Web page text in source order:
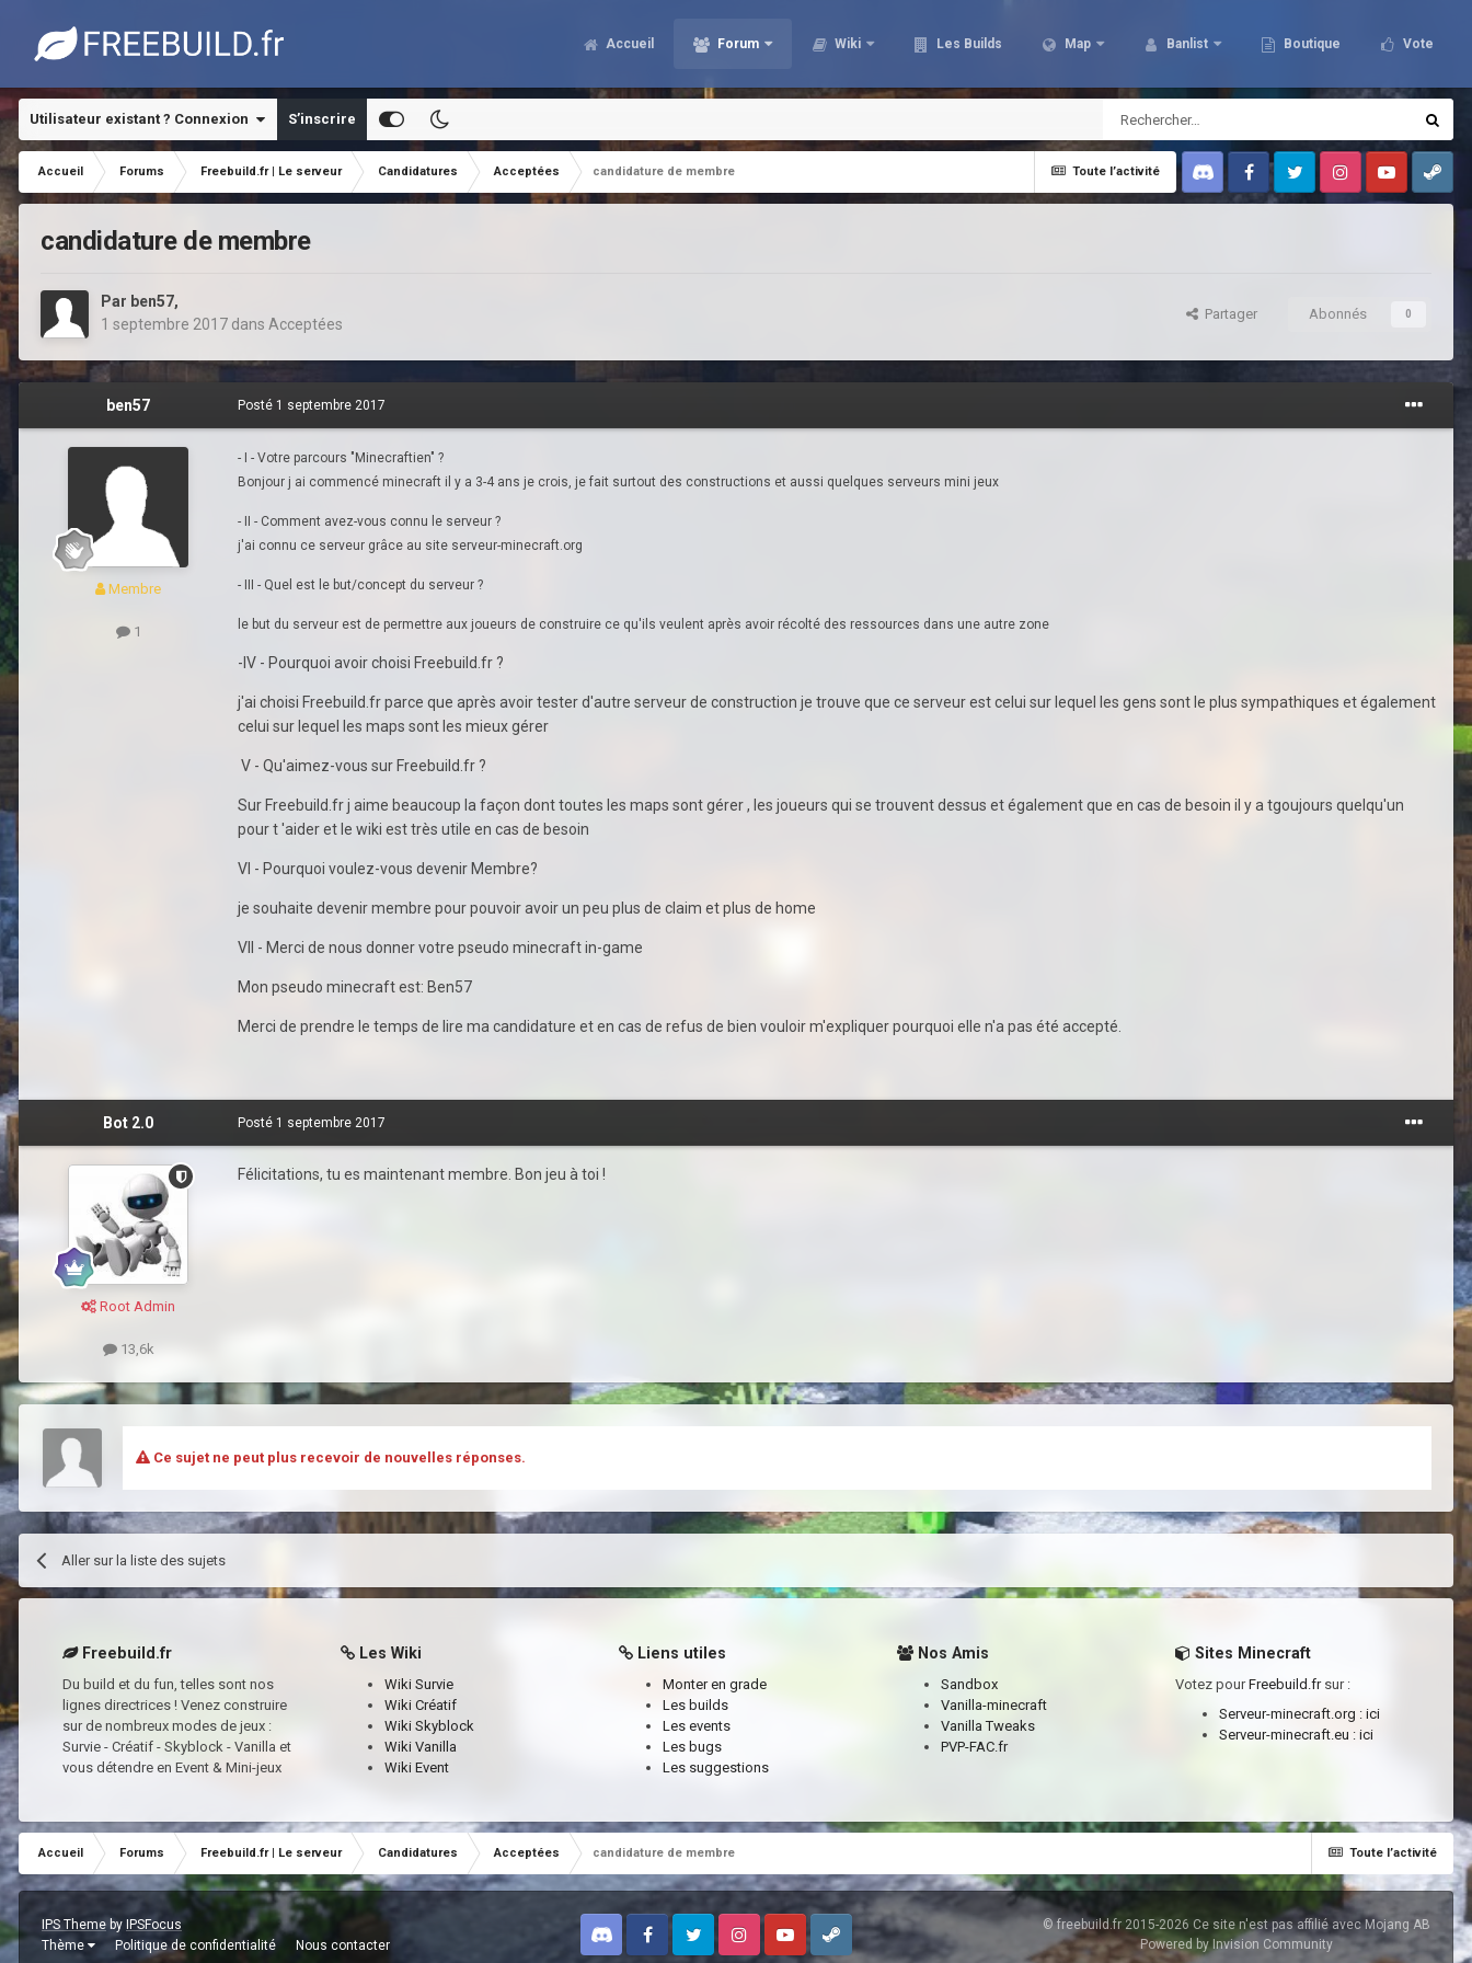
Accueil Forum Wiki Les Builds Map Banlist Boutique Vote
Utilisateur existant ? Connexion S’inscrire
Toute l’activité
Accueil Forums Freebuild.fr | Le serveur Candidatures Acceptées
candidature de membre
Discord FacebookTwitter InstagramYoutubeSteam
candidature de membre
Par ben57,
1 septembre 2017 dans Acceptées
Partager Abonnés 0
ben57
Membre
1
Posté 1 septembre 2017
- I - Votre parcours "Minecraftien" ?
Bonjour j ai commencé minecraft il y a 3-4 ans je crois, je fait surtout des constructions et aussi quelques serveurs mini jeux
- II - Comment avez-vous connu le serveur ?
j'ai connu ce serveur grâce au site serveur-minecraft.org
- III - Quel est le but/concept du serveur ?
le but du serveur est de permettre aux joueurs de construire ce qu'ils veulent après avoir récolté des ressources dans une autre zone
-IV - Pourquoi avoir choisi Freebuild.fr ?
j'ai choisi Freebuild.fr parce que après avoir tester d'autre serveur de construction je trouve que ce serveur est celui sur lequel les gens sont le plus sympathiques et également
celui sur lequel les maps sont les mieux gérer
V - Qu'aimez-vous sur Freebuild.fr ?
Sur Freebuild.fr j aime beaucoup la façon dont toutes les maps sont gérer , les joueurs qui se trouvent dessus et également que en cas de besoin il y a tgoujours quelqu'un
pour t 'aider et le wiki est très utile en cas de besoin
VI - Pourquoi voulez-vous devenir Membre?
je souhaite devenir membre pour pouvoir avoir un peu plus de claim et plus de home
VII - Merci de nous donner votre pseudo minecraft in-game
Mon pseudo minecraft est: Ben57
Merci de prendre le temps de lire ma candidature et en cas de refus de bien vouloir m'expliquer pourquoi elle n'a pas été accepté.
Bot 2.0
Root Admin
13,6k
Posté 1 septembre 2017
Félicitations, tu es maintenant membre. Bon jeu à toi !
Ce sujet ne peut plus recevoir de nouvelles réponses.
Aller sur la liste des sujets
Freebuild.fr
Du build et du fun, telles sont nos
lignes directrices ! Venez construire
sur de nombreux modes de jeux :
Survie - Créatif - Skyblock - Vanilla et
vous détendre en Event & Mini-jeux
Les Wiki
Wiki Survie
Wiki Créatif
Wiki Skyblock
Wiki Vanilla
Wiki Event
Liens utiles
Monter en grade
Les builds
Les events
Les bugs
Les suggestions
Nos Amis
Sandbox
Vanilla-minecraft
Vanilla Tweaks
PVP-FAC.fr
Sites Minecraft
Votez pourFreebuild.frsur :
Serveur-minecraft.org : ici
Serveur-minecraft.eu : ici
Toute l’activité
Accueil Forums Freebuild.fr | Le serveur Candidatures Acceptées candidature de membre
IPS Theme by IPSFocus
Thème
Politique de confidentialité Nous contacter
Discord FacebookTwitter InstagramYoutubeSteam
© freebuild.fr 2015-2026 Ce site n'est pas affilié avec Mojang AB
Powered by Invision Community